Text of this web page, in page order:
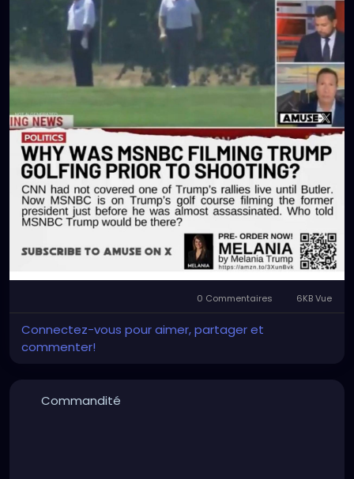
0 Commentaires 6KB Vue
Connectez-vous pour aimer, partager et
commenter!
Commandité